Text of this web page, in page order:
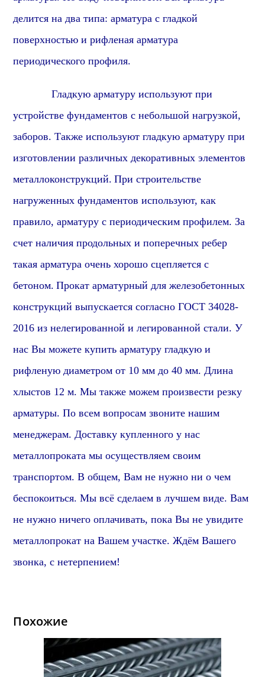
делится на два типа: арматура с гладкой
поверхностью и рифленая арматура
периодического профиля.
Гладкую арматуру используют при
устройстве фундаментов с небольшой нагрузкой,
заборов. Также используют гладкую арматуру при
изготовлении различных декоративных элементов
металлоконструкций. При строительстве
нагруженных фундаментов используют, как
правило, арматуру с периодическим профилем. За
счет наличия продольных и поперечных ребер
такая арматура очень хорошо сцепляется с
бетоном. Прокат арматурный для железобетонных
конструкций выпускается согласно ГОСТ 34028-
2016из нелегированной и легированной стали.У
нас Вы можете купить арматуру гладкую и
рифленую диаметром от 10 мм до 40 мм. Длина
хлыстов 12 м. Мы также можем произвести резку
арматуры. По всем вопросам звоните нашим
менеджерам.Доставку купленного у нас
металлопроката мы осуществляем своим
транспортом. В общем, Вам не нужно ни о чем
беспокоиться. Мы всё сделаем в лучшем виде. Вам
не нужно ничего оплачивать, пока Вы не увидите
металлопрокат на Вашем участке. Ждём Вашего
звонка, с нетерпением!
Похожие